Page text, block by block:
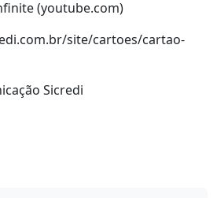
(youtube.com)
site/cartoes/cartao-
Sicredi